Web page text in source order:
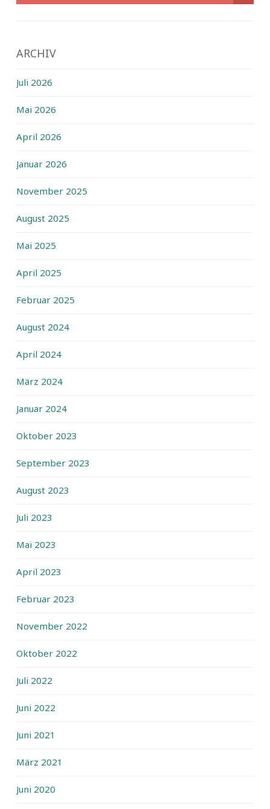
ARCHIV
Juli 2026
Mai 2026
April 2026
Januar 2026
November 2025
August 2025
Mai 2025
April 2025
Februar 2025
August 2024
April 2024
März 2024
Januar 2024
Oktober 2023
September 2023
August 2023
Juli 2023
Mai 2023
April 2023
Februar 2023
November 2022
Oktober 2022
Juli 2022
Juni 2022
Juni 2021
März 2021
Juni 2020